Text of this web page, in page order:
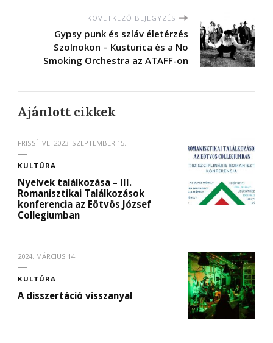
KÖVETKEZŐ BEJEGYZÉS
Gypsy punk és szláv életérzés
Szolnokon – Kusturica és a No
Smoking Orchestra az ATAFF-on
Ajánlott cikkek
FRISSÍTVE: 2023. SZEPTEMBER 15.
KULTÚRA
Nyelvek találkozása – III.
Romanisztikai Találkozások
konferencia az Eötvös József
Collegiumban
2024. MÁRCIUS 14.
KULTÚRA
A disszertáció visszanyal